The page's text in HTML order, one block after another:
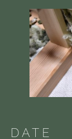
DATE